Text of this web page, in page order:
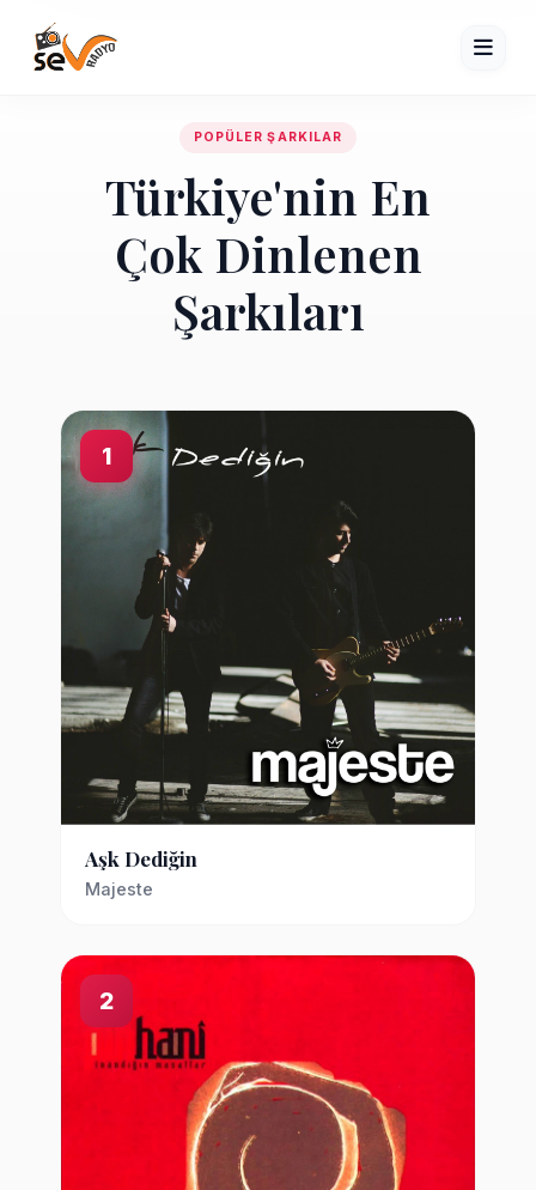
POPÜLER ŞARKILAR
Türkiye'nin En
Çok Dinlenen
Şarkıları
1
Aşk Dediğin
Majeste
2